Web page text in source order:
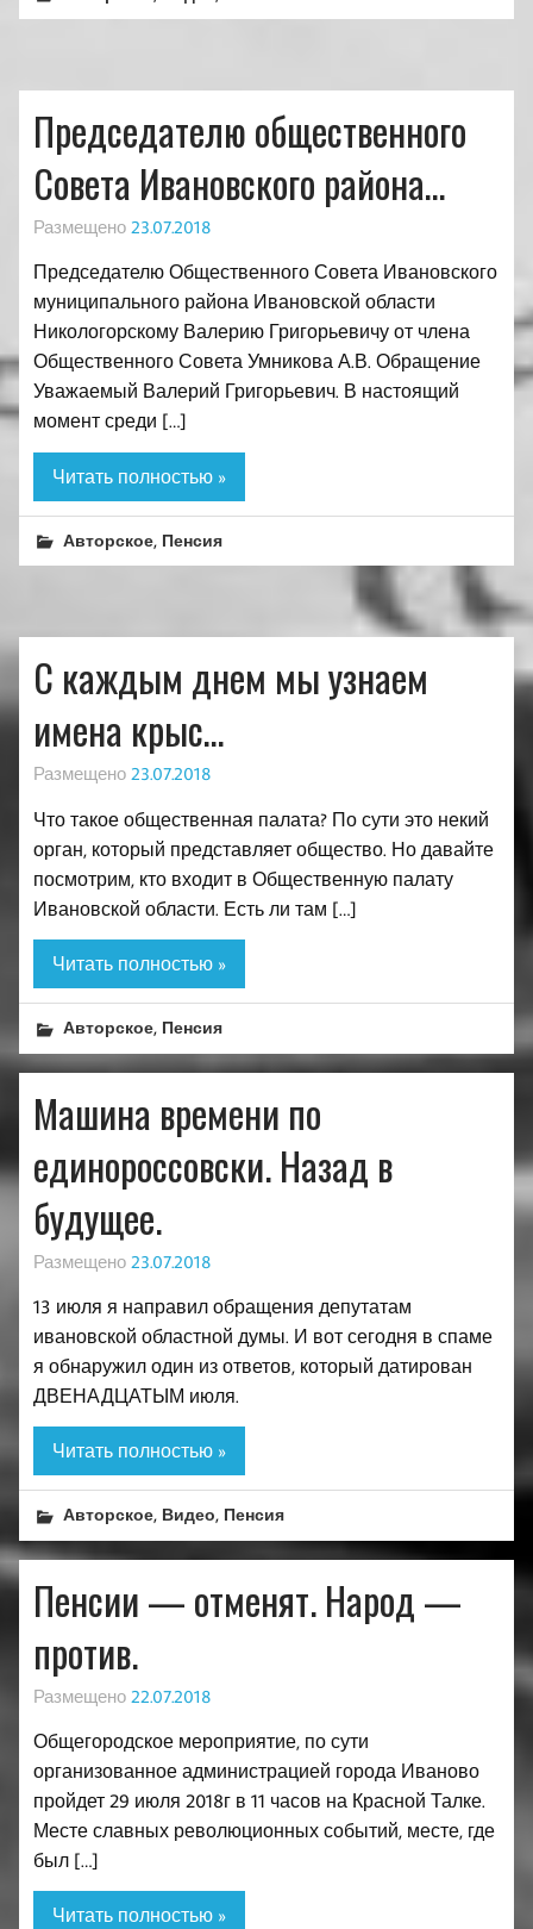
Председателю общественного
Совета Ивановского района…
Размещено 23.07.2018
Председателю Общественного Совета Ивановского
муниципального района Ивановской области
Никологорскому Валерию Григорьевичу от члена
Общественного Совета Умникова А.В. Обращение
Уважаемый Валерий Григорьевич. В настоящий
момент среди […]
Читать полностью »
Авторское, Пенсия
С каждым днем мы узнаем
имена крыс…
Размещено 23.07.2018
Что такое общественная палата? По сути это некий
орган, который представляет общество. Но давайте
посмотрим, кто входит в Общественную палату
Ивановской области. Есть ли там […]
Читать полностью »
Авторское, Пенсия
Машина времени по
единороссовски. Назад в
будущее.
Размещено 23.07.2018
13 июля я направил обращения депутатам
ивановской областной думы. И вот сегодня в спаме
я обнаружил один из ответов, который датирован
ДВЕНАДЦАТЫМ июля.
Читать полностью »
Авторское, Видео, Пенсия
Пенсии — отменят. Народ —
против.
Размещено 22.07.2018
Общегородское мероприятие, по сути
организованное администрацией города Иваново
пройдет 29 июля 2018г в 11 часов на Красной Талке.
Месте славных революционных событий, месте, где
был […]
Читать полностью »